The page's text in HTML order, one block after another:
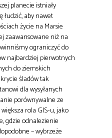
planecie istniały
aby nawet
życie na Marsie
zaawansowane niż na
ograniczyć do
najbardziej pierwotnych
do ziemskich
śladów tak
dla wysyłanych
porównywalne ze
rola GIS-u, jako
gdzie odnalezienie
– wybrzeże